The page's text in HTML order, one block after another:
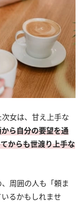
女は、甘え上手な
ら自分の要望を通
からも世渡り上手な
周囲の人も「頼ま
るかもしれませ